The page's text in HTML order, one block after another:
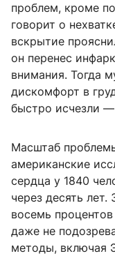
проблем, кроме
говорит о
вскрытие
он перенес
внимания. Тогда
дискомфорт в
быстро исчезли
Масштаб
американские
сердца у 1840
через десять
восемь
даже не
методы, включая